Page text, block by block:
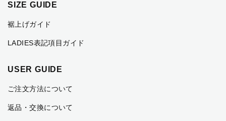
SIZE GUIDE
裾上げガイド
LADIES表記項目ガイド
USER GUIDE
ご注文方法について
返品・交換について